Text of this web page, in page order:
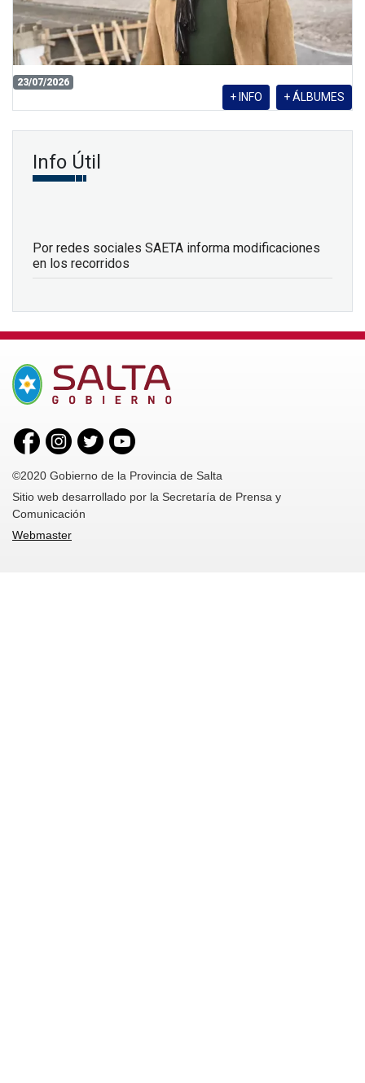
23/07/2026
+ ÁLBUMES
+ INFO
Info Útil
Por redes sociales SAETA informa modificaciones
en los recorridos
©2020 Gobierno de la Provincia de Salta
Sitio web desarrollado por la Secretaría de Prensa y
Comunicación
Webmaster